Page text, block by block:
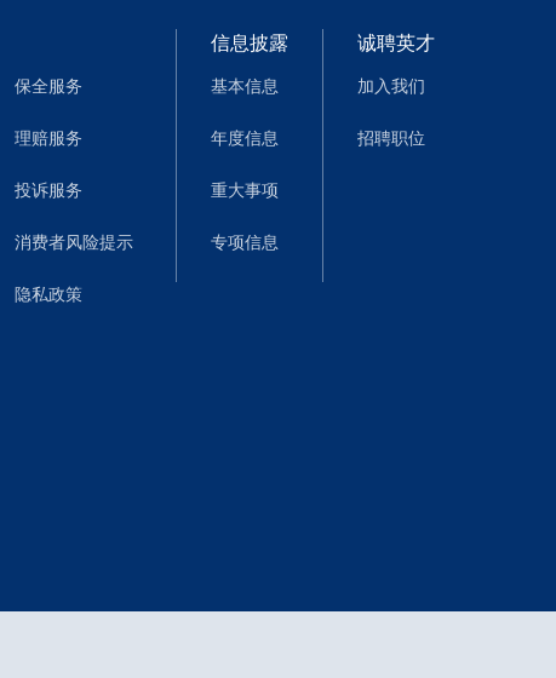
保全服务
理赔服务
投诉服务
消费者风险提示
隐私政策
信息披露
基本信息
年度信息
重大事项
专项信息
诚聘英才
加入我们
招聘职位